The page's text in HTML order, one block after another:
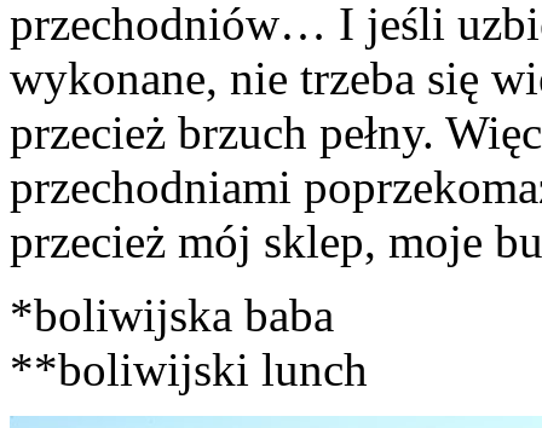
przechodniów… I jeśli
wykonane, nie trzeba się
przecież brzuch pełny.
przechodniami
przecież mój sklep, moje
*boliwijska baba
**boliwijski lunch